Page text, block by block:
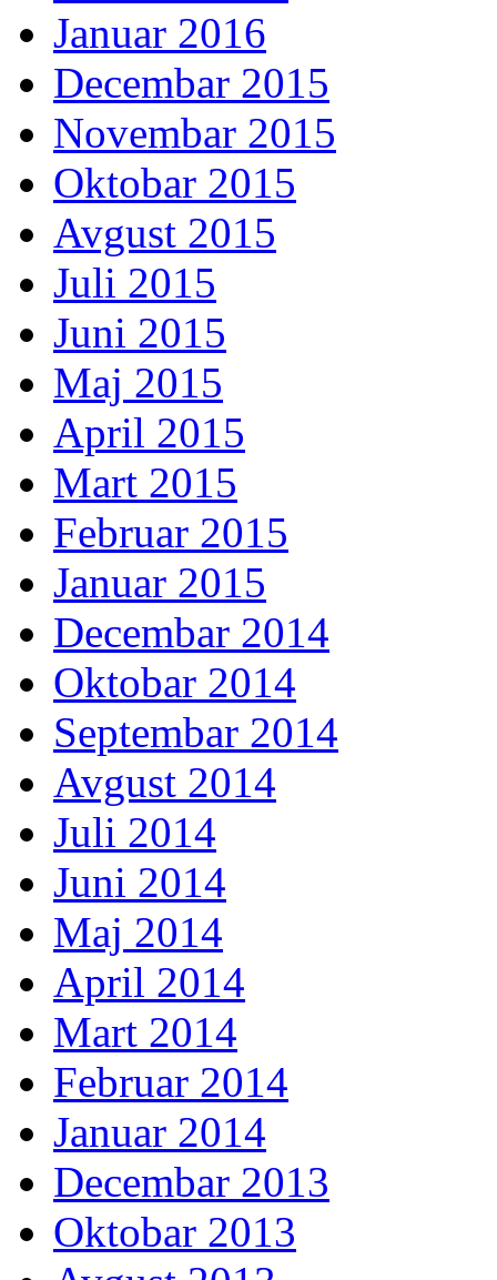
Januar 2016
Decembar 2015
Novembar 2015
Oktobar 2015
Avgust 2015
Juli 2015
Juni 2015
Maj 2015
April 2015
Mart 2015
Februar 2015
Januar 2015
Decembar 2014
Oktobar 2014
Septembar 2014
Avgust 2014
Juli 2014
Juni 2014
Maj 2014
April 2014
Mart 2014
Februar 2014
Januar 2014
Decembar 2013
Oktobar 2013